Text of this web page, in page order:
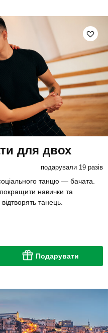
для двох
подарували 19 разів
танцю — бачата.
навички та
танець.
Подарувати